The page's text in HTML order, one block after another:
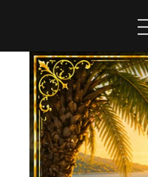
content